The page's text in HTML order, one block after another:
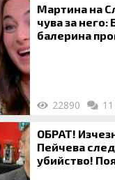
Мартина на
чува за него:
балерина
22890 11
ОБРАТ!
Пейчева
убийство!